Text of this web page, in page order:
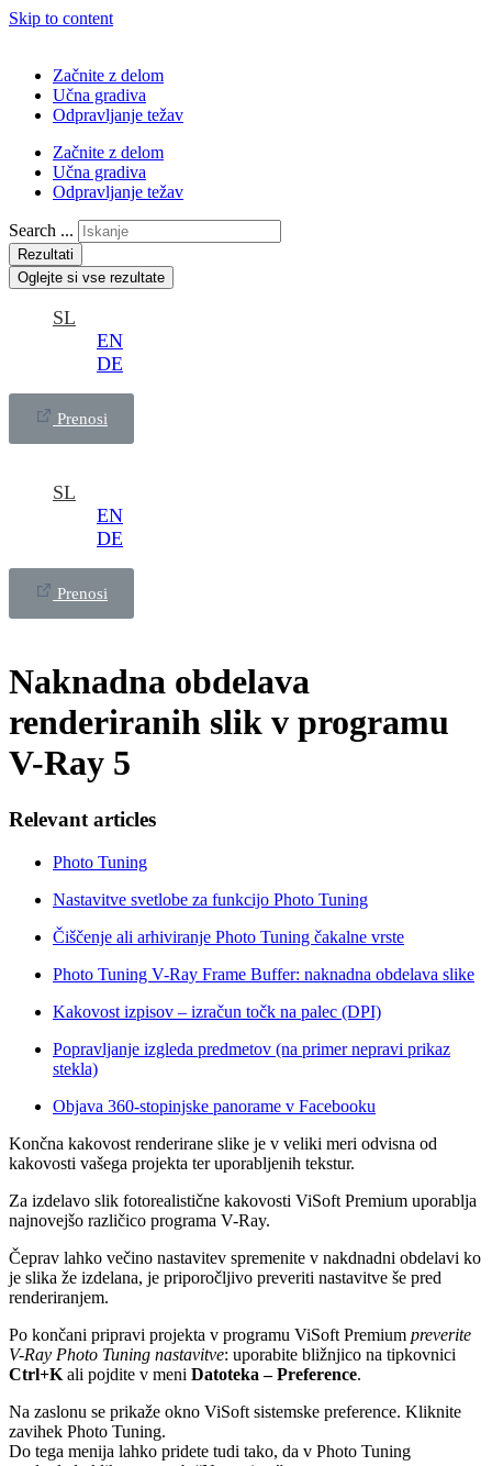
Skip to content
Začnite z delom
Učna gradiva
Odpravljanje težav
Začnite z delom
Učna gradiva
Odpravljanje težav
Search ...
Rezultati
Oglejte si vse rezultate
SL
EN
DE
Prenosi
SL
EN
DE
Prenosi
Naknadna obdelava
renderiranih slik v programu
V-Ray 5
Relevant articles
Photo Tuning
Nastavitve svetlobe za funkcijo Photo Tuning
Čiščenje ali arhiviranje Photo Tuning čakalne vrste
Photo Tuning V-Ray Frame Buffer: naknadna obdelava slike
Kakovost izpisov – izračun točk na palec (DPI)
Popravljanje izgleda predmetov (na primer nepravi prikaz
stekla)
Objava 360-stopinjske panorame v Facebooku
Končna kakovost renderirane slike je v veliki meri odvisna od
kakovosti vašega projekta ter uporabljenih tekstur.
Za izdelavo slik fotorealistične kakovosti ViSoft Premium uporablja
najnovejšo različico programa V-Ray.
Čeprav lahko večino nastavitev spremenite v nakdnadni obdelavi ko
je slika že izdelana, je priporočljivo preveriti nastavitve še pred
renderiranjem.
Po končani pripravi projekta v programu ViSoft Premium preverite
V-Ray Photo Tuning nastavitve: uporabite bližnjico na tipkovnici
Ctrl+K ali pojdite v meni Datoteka – Preference.
Na zaslonu se prikaže okno ViSoft sistemske preference. Kliknite
zavihek Photo Tuning.
Do tega menija lahko pridete tudi tako, da v Photo Tuning